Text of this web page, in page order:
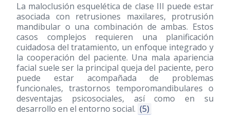
La maloclusión esquelética de clase III puede estar
asociada con retrusiones maxilares, protrusión
mandibular o una combinación de ambas. Estos
casos complejos requieren una planificación
cuidadosa del tratamiento, un enfoque integrado y
la cooperación del paciente. Una mala apariencia
facial suele ser la principal queja del paciente, pero
puede estar acompañada de problemas
funcionales, trastornos temporomandibulares o
desventajas psicosociales, así como en su
desarrollo en el entorno social. (5)